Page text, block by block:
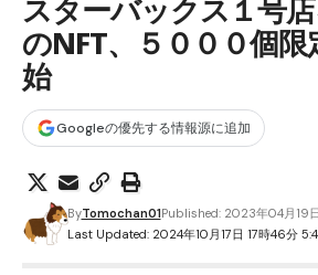
スターバックス１号
のNFT、５０００個
始
Googleの優先する情報源に追加
Last Updated: 2024年10月17日 17時46分
ByTomochan01Published: 2023年04月19